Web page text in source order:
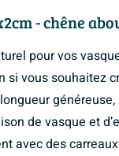
- chêne
pour vos
si vous souhaitez
de vasque et
avec des